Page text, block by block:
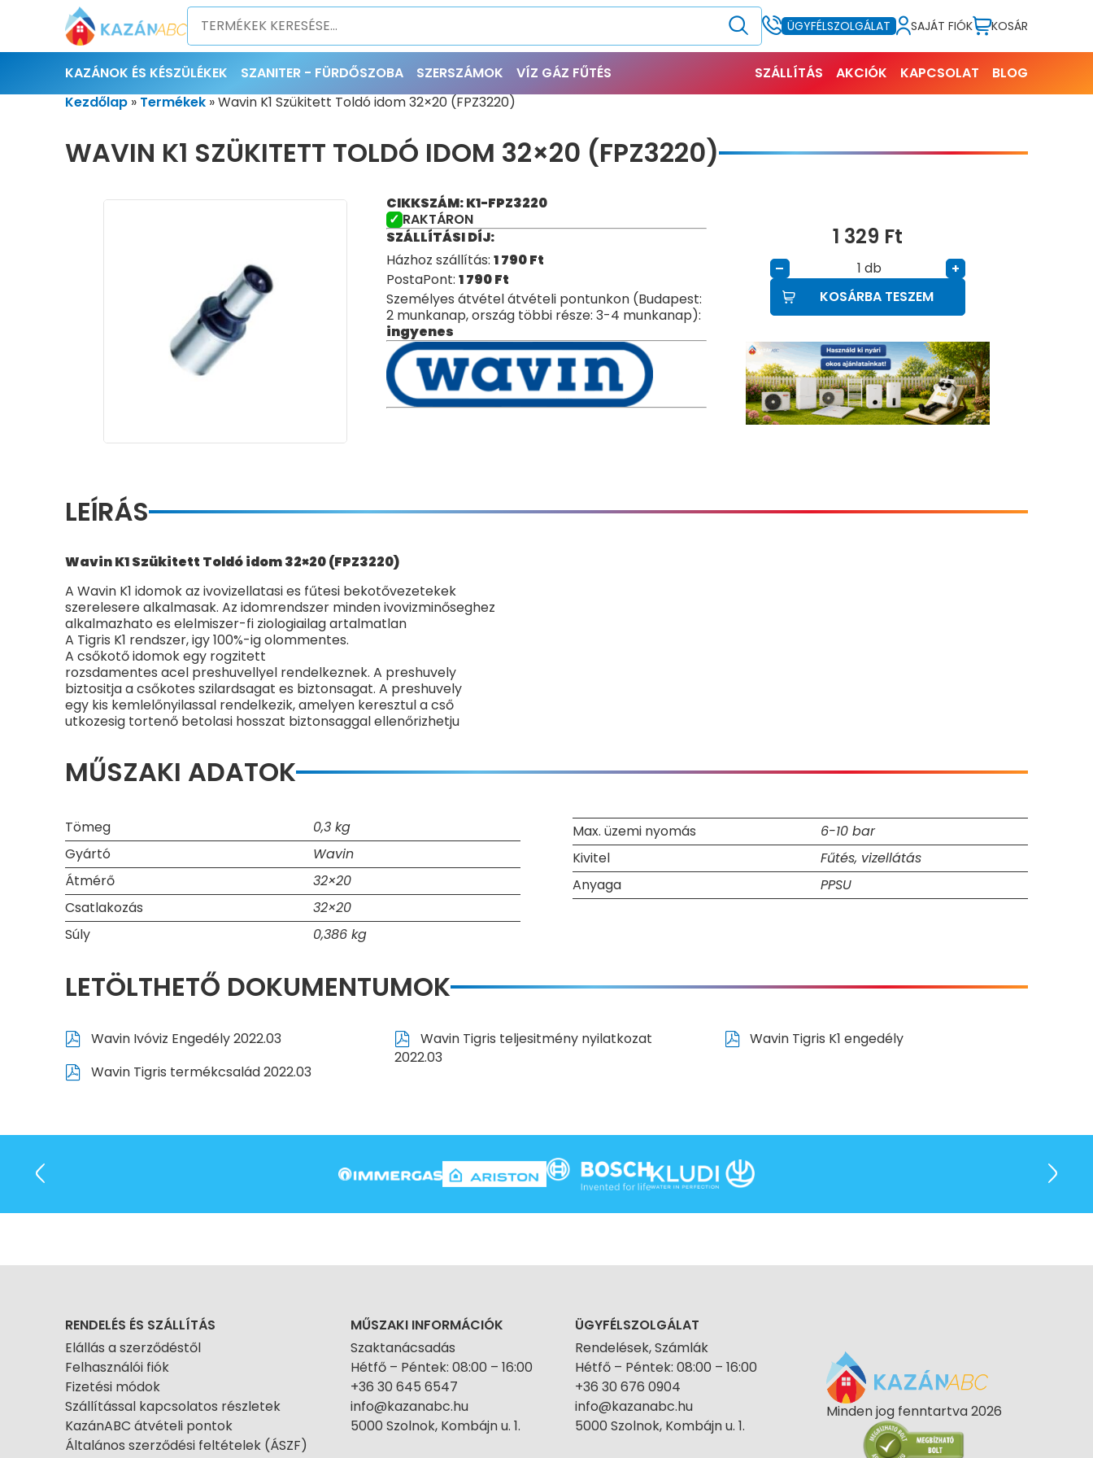
ÜGYFÉLSZOLGÁLAT SAJÁT FIÓK KOSÁR
KAZÁNOK ÉS KÉSZÜLÉKEK SZANITER - FÜRDŐSZOBA SZERSZÁMOK VÍZ GÁZ FŰTÉS SZÁLLÍTÁS AKCIÓK KAPCSOLAT
BLOG
Kezdőlap » Termékek »Wavin K1 Szükitett Toldó idom 32×20 (FPZ3220)
WAVIN K1 SZÜKITETT TOLDÓ IDOM 32×20 (FPZ3220)
CIKKSZÁM: K1-FPZ3220
RAKTÁRON
SZÁLLÍTÁSI DÍJ:
Házhoz szállítás: 1 790Ft
PostaPont: 1 790Ft
Személyes átvétel átvételi pontunkon (Budapest:
2 munkanap, ország többi része: 3-4 munkanap):
ingyenes
1 329 Ft
– db
+
KOSÁRBA TESZEM
LEÍRÁS
Wavin K1 Szükitett Toldó idom 32×20 (FPZ3220)
A Wavin K1 idomok az ivovizellatasi es fűtesi bekotővezetekek
szerelesere alkalmasak. Az idomrendszer minden ivovizminőseghez
alkalmazhato es elelmiszer-fi ziologiailag artalmatlan
A Tigris K1 rendszer, igy 100%-ig olommentes.
A csőkotő idomok egy rogzitett
rozsdamentes acel preshuvellyel rendelkeznek. A preshuvely
biztositja a csőkotes szilardsagat es biztonsagat. A preshuvely
egy kis kemlelőnyilassal rendelkezik, amelyen keresztul a cső
utkozesig tortenő betolasi hosszat biztonsaggal ellenőrizhetju
MŰSZAKI ADATOK
Tömeg
0,3 kg
Gyártó
Wavin
Átmérő
32×20
Csatlakozás
32×20
Súly
0,386 kg
Max. üzemi nyomás
6-10 bar
Kivitel
Fűtés, vizellátás
Anyaga
PPSU
LETÖLTHETŐ DOKUMENTUMOK
Wavin Ivóviz Engedély 2022.03
Wavin Tigris termékcsalád 2022.03
Wavin Tigris teljesitmény nyilatkozat
2022.03
Wavin Tigris K1 engedély
RENDELÉS ÉS SZÁLLÍTÁS
Elállás a szerződéstől
Felhasználói fiók
Fizetési módok
Szállítással kapcsolatos részletek
KazánABC átvételi pontok
Általános szerződési feltételek (ÁSZF)
MŰSZAKI INFORMÁCIÓK
Szaktanácsadás
Hétfő – Péntek: 08:00 – 16:00
+36 30 645 6547
info@kazanabc.hu
5000 Szolnok, Kombájn u. 1.
ÜGYFÉLSZOLGÁLAT
Rendelések, Számlák
Hétfő – Péntek: 08:00 – 16:00
+36 30 676 0904
info@kazanabc.hu
5000 Szolnok, Kombájn u. 1.
Minden jog fenntartva 2026